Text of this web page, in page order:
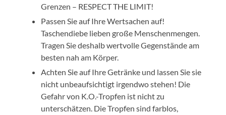
Grenzen – RESPECT THE LIMIT!
Passen Sie auf Ihre Wertsachen auf!
Taschendiebe lieben große Menschenmengen.
Tragen Sie deshalb wertvolle Gegenstände am
besten nah am Körper.
Achten Sie auf Ihre Getränke und lassen Sie sie
nicht unbeaufsichtigt irgendwo stehen! Die
Gefahr von K.O.-Tropfen ist nicht zu
unterschätzen. Die Tropfen sind farblos,